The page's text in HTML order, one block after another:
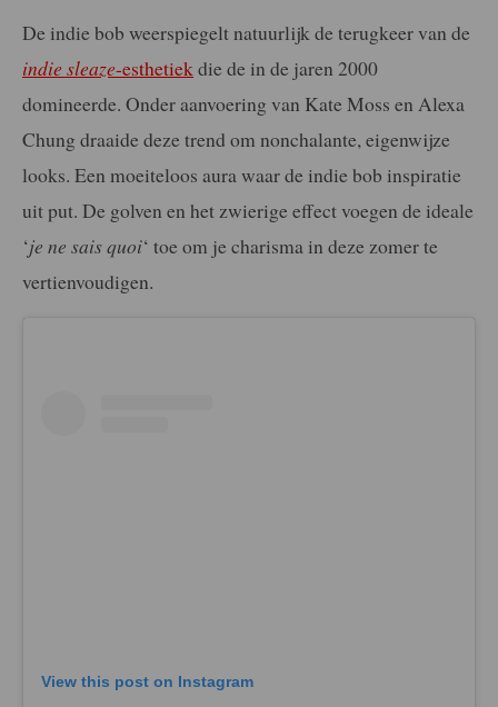
De indie bob weerspiegelt natuurlijk de terugkeer van de
indie sleaze-esthetiekdie de in de jaren 2000
domineerde. Onder aanvoering van Kate Moss en Alexa
Chung draaide deze trend om nonchalante, eigenwijze
looks. Een moeiteloos aura waar de indie bob inspiratie
uit put. De golven en het zwierige effect voegen de ideale
‘je ne sais quoi‘ toe om je charisma in deze zomer te
vertienvoudigen.
View this post on Instagram